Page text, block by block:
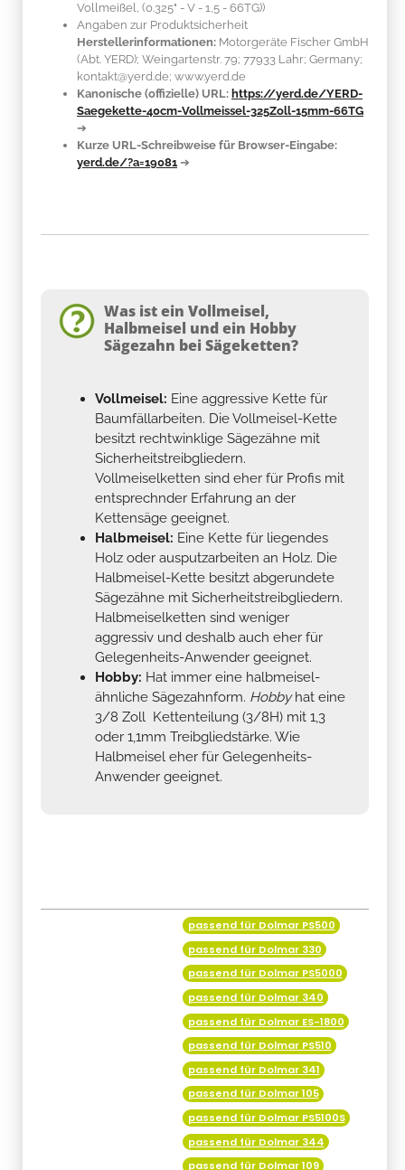
Vollmeißel, (0.325" - V - 1,5 - 66TG))
Angaben zur Produktsicherheit
Herstellerinformationen: Motorgeräte Fischer GmbH
(Abt. YERD); Weingartenstr. 79; 77933 Lahr; Germany;
kontakt@yerd.de; www.yerd.de
Kanonische (offizielle) URL: https://yerd.de/YERD-
Saegekette-40cm-Vollmeissel-325Zoll-15mm-66TG
➔
Kurze URL-Schreibweise für Browser-Eingabe:
yerd.de/?a=19081➔
Was ist ein Vollmeisel,
Halbmeisel und ein Hobby
Sägezahn bei Sägeketten?
Vollmeisel: Eine aggressive Kette für
Baumfällarbeiten. Die Vollmeisel-Kette
besitzt rechtwinklige Sägezähne mit
Sicherheitstreibgliedern.
Vollmeiselketten sind eher für Profis mit
entsprechnder Erfahrung an der
Kettensäge geeignet.
Halbmeisel: Eine Kette für liegendes
Holz oder ausputzarbeiten an Holz. Die
Halbmeisel-Kette besitzt abgerundete
Sägezähne mit Sicherheitstreibgliedern.
Halbmeiselketten sind weniger
aggressiv und deshalb auch eher für
Gelegenheits-Anwender geeignet.
Hobby: Hat immer eine halbmeisel-
ähnliche Sägezahnform. Hobbyhat eine
3/8 Zoll Kettenteilung (3/8H) mit 1,3
oder 1,1mm Treibgliedstärke. Wie
Halbmeisel eher für Gelegenheits-
Anwender geeignet.
Produkteigenschaft passend für Dolmar PS500
passend für Dolmar 330
passend für Dolmar PS5000
passend für Dolmar 340
passend für Dolmar ES-1800
passend für Dolmar PS510
passend für Dolmar 341
passend für Dolmar 105
passend für Dolmar PS5100S
passend für Dolmar 344
passend für Dolmar 109